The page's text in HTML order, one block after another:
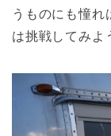
うものにも憧れ
は挑戦してみよ